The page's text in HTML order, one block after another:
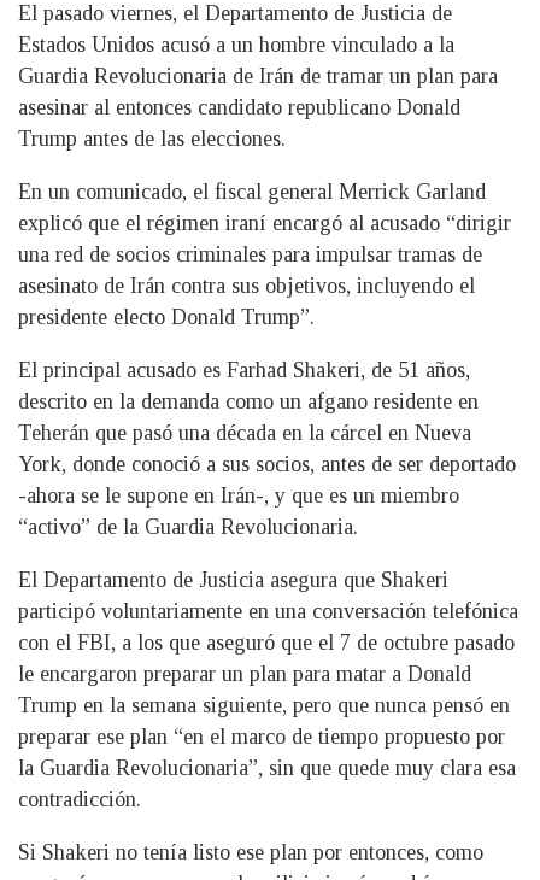
El pasado viernes, el Departamento de Justicia de
Estados Unidos acusó a un hombre vinculado a la
Guardia Revolucionaria de Irán de tramar un plan para
asesinar al entonces candidato republicano Donald
Trump antes de las elecciones.
En un comunicado, el fiscal general Merrick Garland
explicó que el régimen iraní encargó al acusado “dirigir
una red de socios criminales para impulsar tramas de
asesinato de Irán contra sus objetivos, incluyendo el
presidente electo Donald Trump”.
El principal acusado es Farhad Shakeri, de 51 años,
descrito en la demanda como un afgano residente en
Teherán que pasó una década en la cárcel en Nueva
York, donde conoció a sus socios, antes de ser deportado
-ahora se le supone en Irán-, y que es un miembro
“activo” de la Guardia Revolucionaria.
El Departamento de Justicia asegura que Shakeri
participó voluntariamente en una conversación telefónica
con el FBI, a los que aseguró que el 7 de octubre pasado
le encargaron preparar un plan para matar a Donald
Trump en la semana siguiente, pero que nunca pensó en
preparar ese plan “en el marco de tiempo propuesto por
la Guardia Revolucionaria”, sin que quede muy clara esa
contradicción.
Si Shakeri no tenía listo ese plan por entonces, como